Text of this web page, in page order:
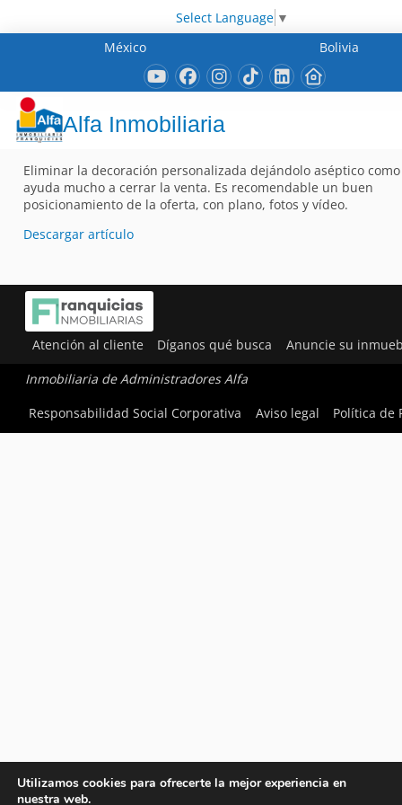
Select Language ▼
México
Bolivia
Alfa Inmobiliaria
Eliminar la decoración personalizada dejándolo aséptico
ayuda mucho a cerrar la venta. Es recomendable un buen
posicionamiento de la oferta, con plano, fotos y vídeo.
Descargar artículo
Atención al cliente Díganos qué busca Anuncie su
Inmobiliaria de Administradores Alfa
Responsabilidad Social Corporativa
Aviso legal Política de
Utilizamos cookies para ofrecerte la mejor experiencia en
nuestra web.